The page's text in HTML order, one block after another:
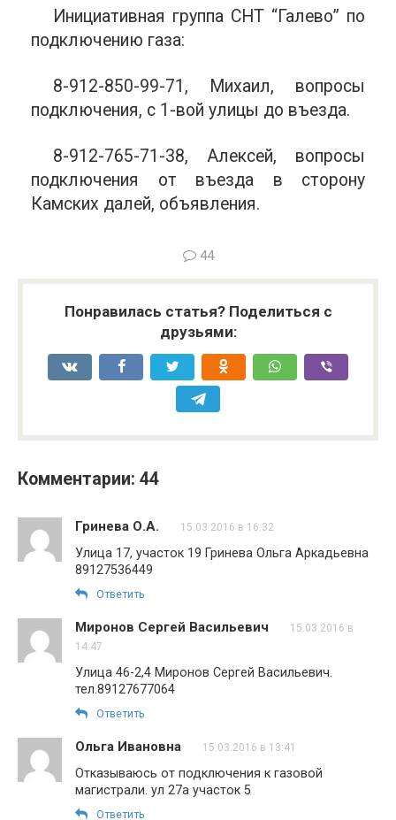
Инициативная группа СНТ “Галево” по
подключению газа:
8-912-850-99-71, Михаил, вопросы
подключения, с 1-вой улицы до въезда.
8-912-765-71-38, Алексей, вопросы
подключения от въезда в сторону
Камских далей, объявления.
44
Понравилась статья? Поделиться с
друзьями:
Комментарии: 44
Гринева О.А. 15.03.2016 в 16:32
Улица 17, участок 19 Гринева Ольга Аркадьевна
89127536449
Ответить
Миронов Сергей Васильевич
15.03.2016 в
14:47
Улица 46-2,4 Миронов Сергей Васильевич.
тел.89127677064
Ответить
Ольга Ивановна 15.03.2016 в 13:41
Отказываюсь от подключения к газовой
магистрали. ул 27а участок 5
Ответить